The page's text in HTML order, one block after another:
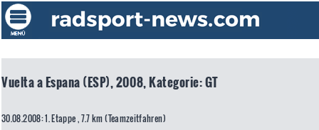
Vuelta a Espana (ESP), 2008, Kategorie: GT
30.08.2008: 1. Etappe , 7.7 km (Teamzeitfahren)